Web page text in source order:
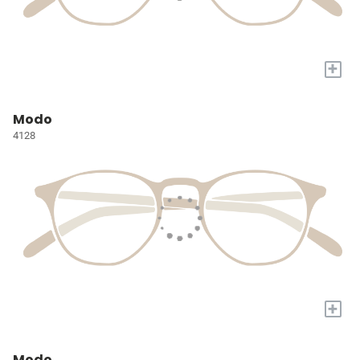
+
Modo
4128
+